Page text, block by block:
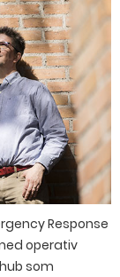
Response
operativ
som